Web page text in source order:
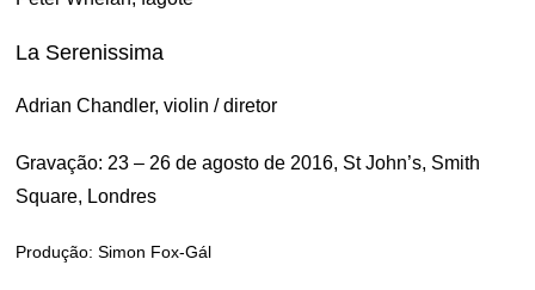
La Serenissima
Adrian Chandler, violin / diretor
Gravação: 23 – 26 de agosto de 2016, St John’s, Smith
Square, Londres
Produção: Simon Fox-Gál